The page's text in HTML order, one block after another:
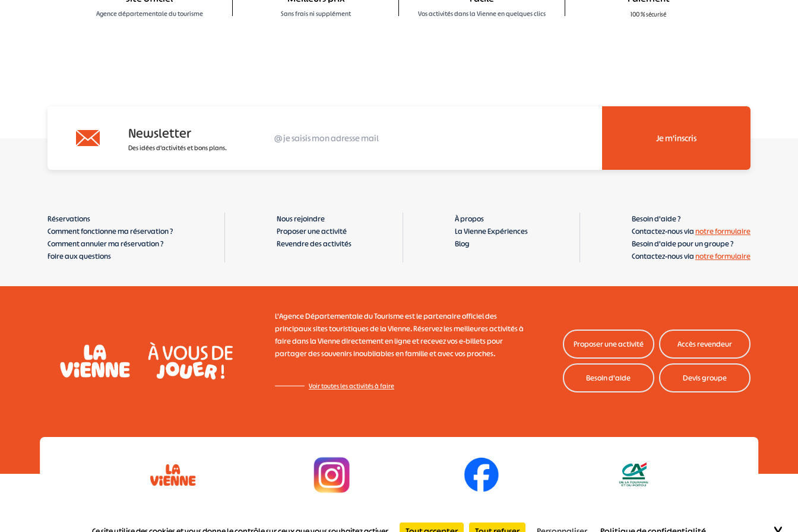
Agence départementale du tourisme Sans frais ni supplément Vos activités dans la Vienne en quelques clics 100 % sécurisé
Newsletter
Des idées d'activités et bons plans.
Je m'inscris
Réservations
Comment fonctionne ma réservation ?
Comment annuler ma réservation ?
Foire aux questions
Nous rejoindre
Proposer une activité
Revendre des activités
À propos
La Vienne Expériences
Blog
Besoin d'aide ?
Contactez-nous vianotre formulaire
Besoin d'aide pour un groupe ?
Contactez-nous vianotre formulaire
L'Agence Départementale du Tourismeest le partenaire officiel des
principaux sites touristiques de la Vienne. Réservez les meilleures activités à
faire dans la Vienne directement en ligne et recevez vos e-billets pour
partager des souvenirs inoubliables en famille et avec vos proches.
Voir toutes les activités à faire
Proposer une activité Accès revendeur
Besoin d'aide Devis groupe
Conditions générales d'utilisation-Politique de confidentialité-Mentions légales-Destination Bonjour